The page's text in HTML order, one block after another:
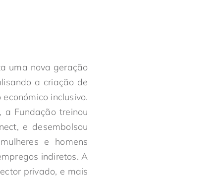
uma nova geração
a criação de
inclusivo.
a Fundação treinou
e desembolsou
e homens
indiretos. A
privado, e mais